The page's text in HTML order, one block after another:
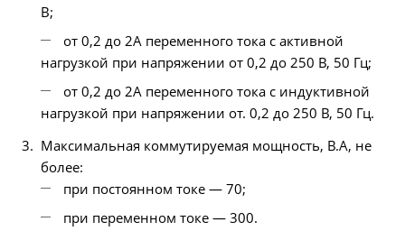
В;
от 0,2 до 2А переменного тока с активной
нагрузкой при напряжении от 0,2 до 250 В, 50 Гц;
от 0,2 до 2А переменного тока с индуктивной
нагрузкой при напряжении от. 0,2 до 250 В, 50 Гц.
Максимальная коммутируемая мощность, В.А, не
более:
при постоянном токе — 70;
при переменном токе — 300.